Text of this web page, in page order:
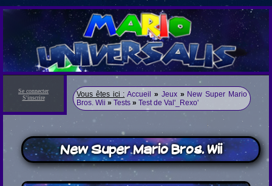
Se connecter
S'inscrire
Vous êtes ici : Accueil » Jeux » New Super Mario
Bros. Wii » Tests » Test de Val'_Rexo'
New Super Mario Bros. Wii